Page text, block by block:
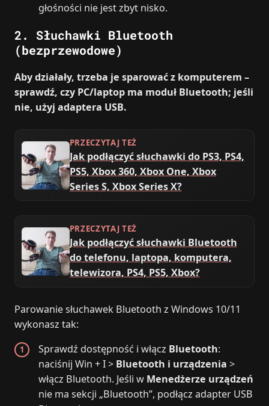
głośności nie jest zbyt nisko.
2. Słuchawki Bluetooth
(bezprzewodowe)
Aby działały, trzeba je sparować z komputerem –
sprawdź, czy PC/laptop ma moduł Bluetooth; jeśli
nie, użyj adaptera USB.
PRZECZYTAJ TEŻ
Jak podłączyć słuchawki do PS3, PS4,
PS5, Xbox 360, Xbox One, Xbox
Series S, Xbox Series X?
PRZECZYTAJ TEŻ
Jak podłączyć słuchawki Bluetooth
do telefonu, laptopa, komputera,
telewizora, PS4, PS5, Xbox?
Parowanie słuchawek Bluetooth z Windows 10/11
wykonasz tak:
Sprawdź dostępność i włącz Bluetooth:
naciśnij Win + I > Bluetooth i urządzenia >
włącz Bluetooth. Jeśli w Menedżerze urządzeń
nie ma sekcji „Bluetooth”, podłącz adapter USB